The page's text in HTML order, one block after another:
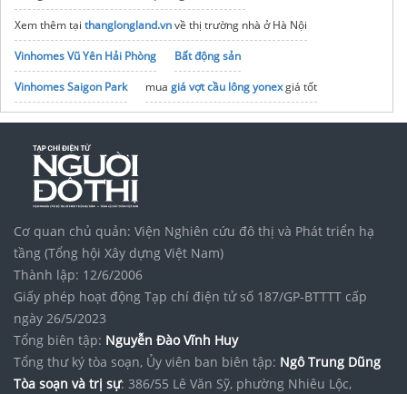
Xem thêm tại thanglongland.vnvề thị trường nhà ở Hà Nội
Vinhomes Vũ Yên Hải Phòng
Bất động sản
Vinhomes Saigon Park
mua giá vợt cầu lông yonexgiá tốt
noxh K Home Avenue Nhơn Trạch
Tập đoàn Bcons Group
Xưởng mayđồng phục pickleball
Cơ quan chủ quản: Viện Nghiên cứu đô thị và Phát triển hạ
tầng (Tổng hội Xây dựng Việt Nam)
Thành lập: 12/6/2006
Giấy phép hoạt động Tạp chí điện tử số 187/GP-BTTTT cấp
ngày 26/5/2023
Tổng biên tập: Nguyễn Đào Vĩnh Huy
Tổng thư ký tòa soạn, Ủy viên ban biên tập: Ngô Trung Dũng
Tòa soạn và trị sự: 386/55 Lê Văn Sỹ, phường Nhiêu Lộc,